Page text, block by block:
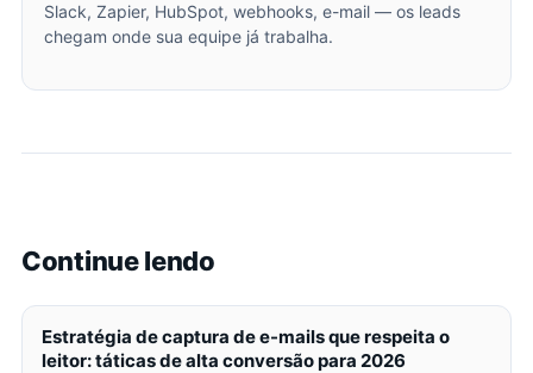
Slack, Zapier, HubSpot, webhooks, e-mail — os leads
chegam onde sua equipe já trabalha.
Continue lendo
Estratégia de captura de e-mails que respeita o
leitor: táticas de alta conversão para 2026